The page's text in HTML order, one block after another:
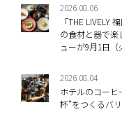
2026.08.06
「THE LIVELY
の食材と器で
ューが9月1日
2026.08.04
ホテルのコーヒ
杯”をつくるバ